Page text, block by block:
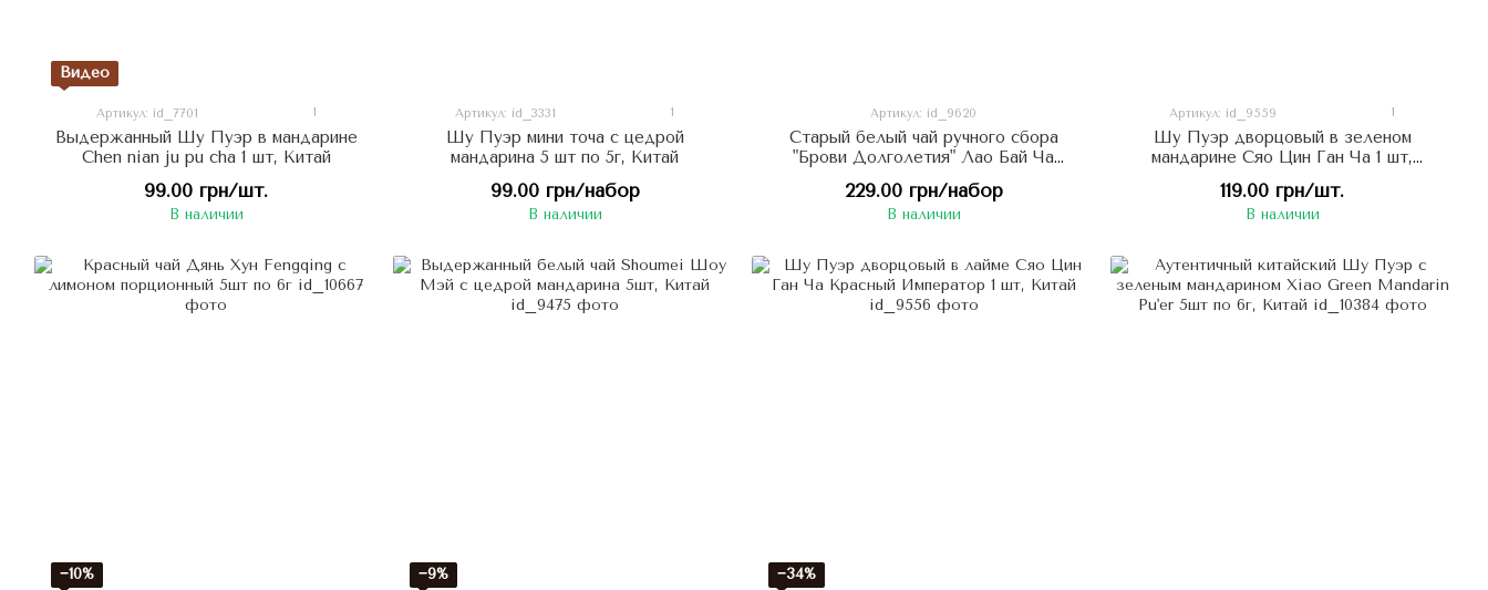
Видео
Артикул: id_7701 1
Выдержанный Шу Пуэр в мандарине
Chen nian ju pu cha 1 шт, Китай
99.00 грн/шт.
В наличии
Артикул: id_3331 1
Шу Пуэр мини точа с цедрой
мандарина 5 шт по 5г, Китай
99.00 грн/набор
В наличии
Артикул: id_9620
Старый белый чай ручного сбора
"Брови Долголетия" Лао Бай Ча
229.00 грн/набор
В наличии
Артикул: id_9559 1
Шу Пуэр дворцовый в зеленом
мандарине Сяо Цин Ган Ча 1 шт,
119.00 грн/шт.
В наличии
−10% −9% −34%